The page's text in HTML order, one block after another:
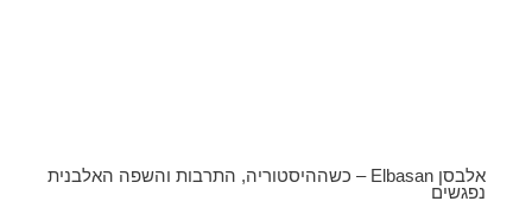
אלבסן Elbasan – כשההיסטוריה, התרבות והשפה האלבנית
נפגשים